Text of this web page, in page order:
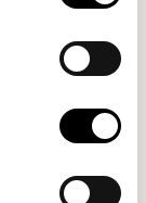
€39,95